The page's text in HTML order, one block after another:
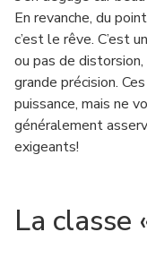
En revanche, du
c’est le rêve. C’est
ou pas de
grande précision.
puissance, mais ne
généralement
exigeants!
La classe